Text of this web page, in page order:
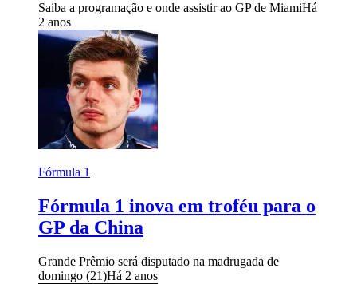
Saiba a programação e onde assistir ao GP de MiamiHá
2 anos
Fórmula 1
Fórmula 1 inova em troféu para o
GP da China
Grande Prêmio será disputado na madrugada de
domingo (21)Há 2 anos